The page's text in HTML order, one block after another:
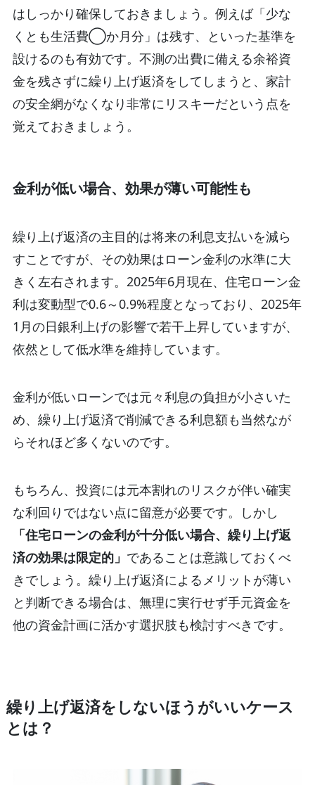
はしっかり確保しておきましょう。例えば「少な
くとも生活費◯か月分」は残す、といった基準を
設けるのも有効です。不測の出費に備える余裕資
金を残さずに繰り上げ返済をしてしまうと、家計
の安全網がなくなり非常にリスキーだという点を
覚えておきましょう。
金利が低い場合、効果が薄い可能性も
繰り上げ返済の主目的は将来の利息支払いを減ら
すことですが、その効果はローン金利の水準に大
きく左右されます。2025年6月現在、住宅ローン金
利は変動型で0.6～0.9%程度となっており、2025年
1月の日銀利上げの影響で若干上昇していますが、
依然として低水準を維持しています。
金利が低いローンでは元々利息の負担が小さいた
め、繰り上げ返済で削減できる利息額も当然なが
らそれほど多くないのです。
もちろん、投資には元本割れのリスクが伴い確実
な利回りではない点に留意が必要です。しかし
「住宅ローンの金利が十分低い場合、繰り上げ返
済の効果は限定的」 であることは意識しておくべ
きでしょう。繰り上げ返済によるメリットが薄い
と判断できる場合は、無理に実行せず手元資金を
他の資金計画に活かす選択肢も検討すべきです。
繰り上げ返済をしないほうがいいケース
とは？